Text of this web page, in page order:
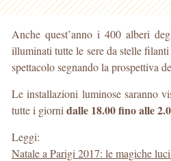
Anche quest’anno i 400 alberi
illuminati tutte le sere da stelle
spettacolo segnando la prospettiva
Le installazioni luminose saranno
tutte i giorni dalle 18.00 fino alle
Leggi:
Natale a Parigi 2017: le magiche